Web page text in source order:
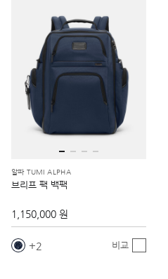
알파 TUMI ALPHA
브리프 팩 백팩
1,150,000 원
2 비교